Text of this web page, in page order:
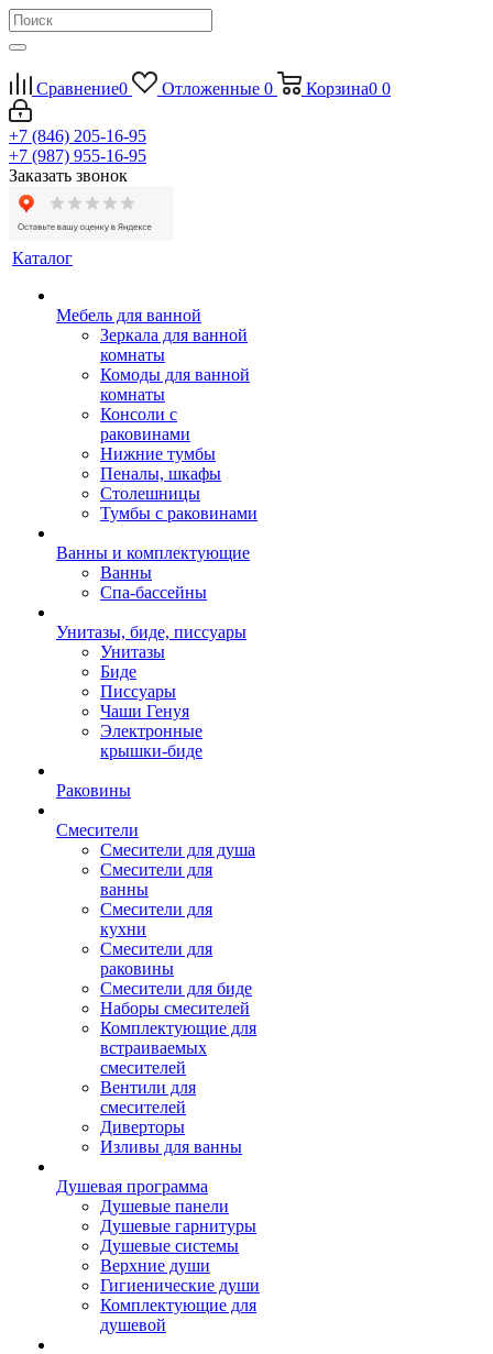
Сравнение0 Отложенные 0 Корзина0 0
+7 (846) 205-16-95
+7 (987) 955-16-95
Заказать звонок
Каталог
Мебель для ванной
Зеркала для ванной
комнаты
Комоды для ванной
комнаты
Консоли с
раковинами
Нижние тумбы
Пеналы, шкафы
Столешницы
Тумбы с раковинами
Ванны и комплектующие
Ванны
Спа-бассейны
Унитазы, биде, писсуары
Унитазы
Биде
Писсуары
Чаши Генуя
Электронные
крышки-биде
Раковины
Смесители
Смесители для душа
Смесители для
ванны
Смесители для
кухни
Смесители для
раковины
Смесители для биде
Наборы смесителей
Комплектующие для
встраиваемых
смесителей
Вентили для
смесителей
Диверторы
Изливы для ванны
Душевая программа
Душевые панели
Душевые гарнитуры
Душевые системы
Верхние души
Гигиенические души
Комплектующие для
душевой